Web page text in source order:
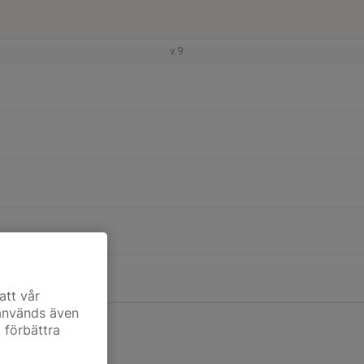
v.9
vår
även
förbättra